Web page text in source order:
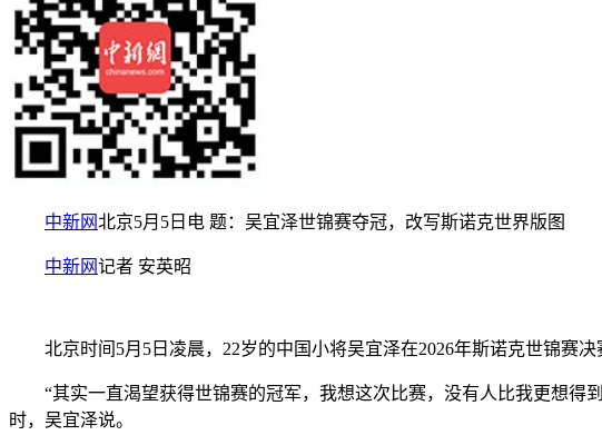
中新网北京5月5日电 题：吴宜泽世锦赛夺冠，改写斯诺克世界版图
中新网记者 安英昭
北京时间5月5日凌晨，22岁的中国小将吴宜泽在2026年斯诺克世锦赛决
“其实一直渴望获得世锦赛的冠军，我想这次比赛，没有人比我更想得
时，吴宜泽说。